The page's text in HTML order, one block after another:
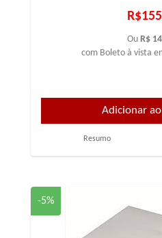
Ou R$
com Boleto à vista
Resumo
-5%